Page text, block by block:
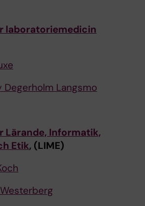
laboratoriemedicin
Degerholm Langsmo
Lärande, Informatik,
Etik, (LIME)